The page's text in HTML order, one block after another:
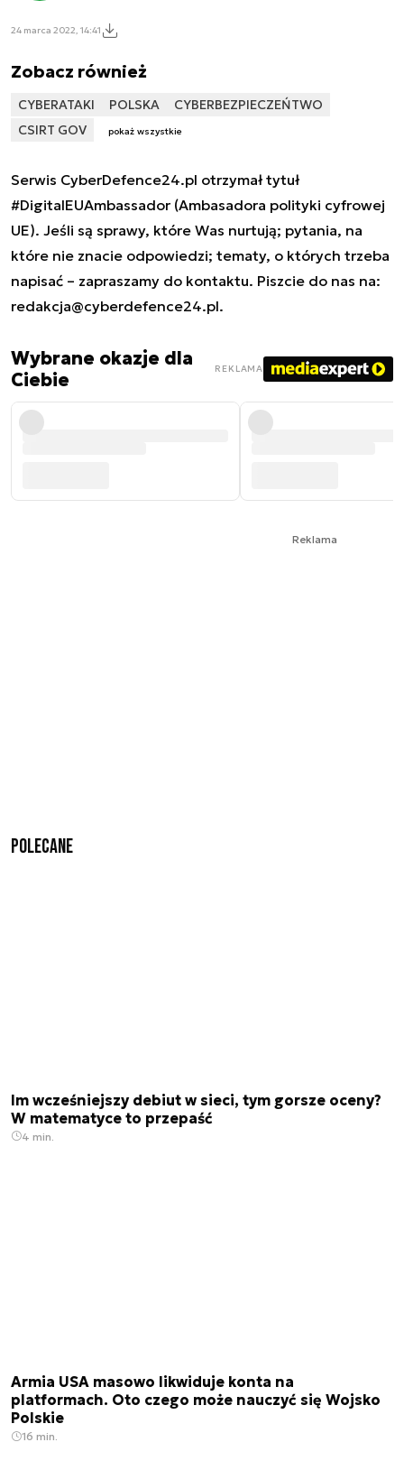
24 marca 2022, 14:41
Zobacz również
CYBERATAKI POLSKA
CYBERBEZPIECZEŃTWO
CSIRT GOV
pokaż wszystkie
Serwis CyberDefence24.pl otrzymał tytuł
#DigitalEUAmbassador (Ambasadora polityki cyfrowej
UE). Jeśli są sprawy, które Was nurtują; pytania, na
które nie znacie odpowiedzi; tematy, o których trzeba
napisać – zapraszamy do kontaktu. Piszcie do nas na:
redakcja@cyberdefence24.pl.
Wybrane okazje dla
Ciebie
REKLAMA
Reklama
Polecane
Im wcześniejszy debiut w sieci, tym gorsze oceny?
W matematyce to przepaść
4 min.
Armia USA masowo likwiduje konta na
platformach. Oto czego może nauczyć się Wojsko
Polskie
16 min.